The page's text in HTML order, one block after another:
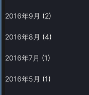
2016年9月 (2)
2016年8月 (4)
2016年7月 (1)
2016年5月 (1)